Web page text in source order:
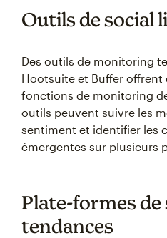
Outils de social
Des outils de monitoring
Hootsuite et Buffer offrent
fonctions de monitoring
outils peuvent suivre les
sentiment et identifier les
émergentes sur plusieurs
Plate-formes de
tendances